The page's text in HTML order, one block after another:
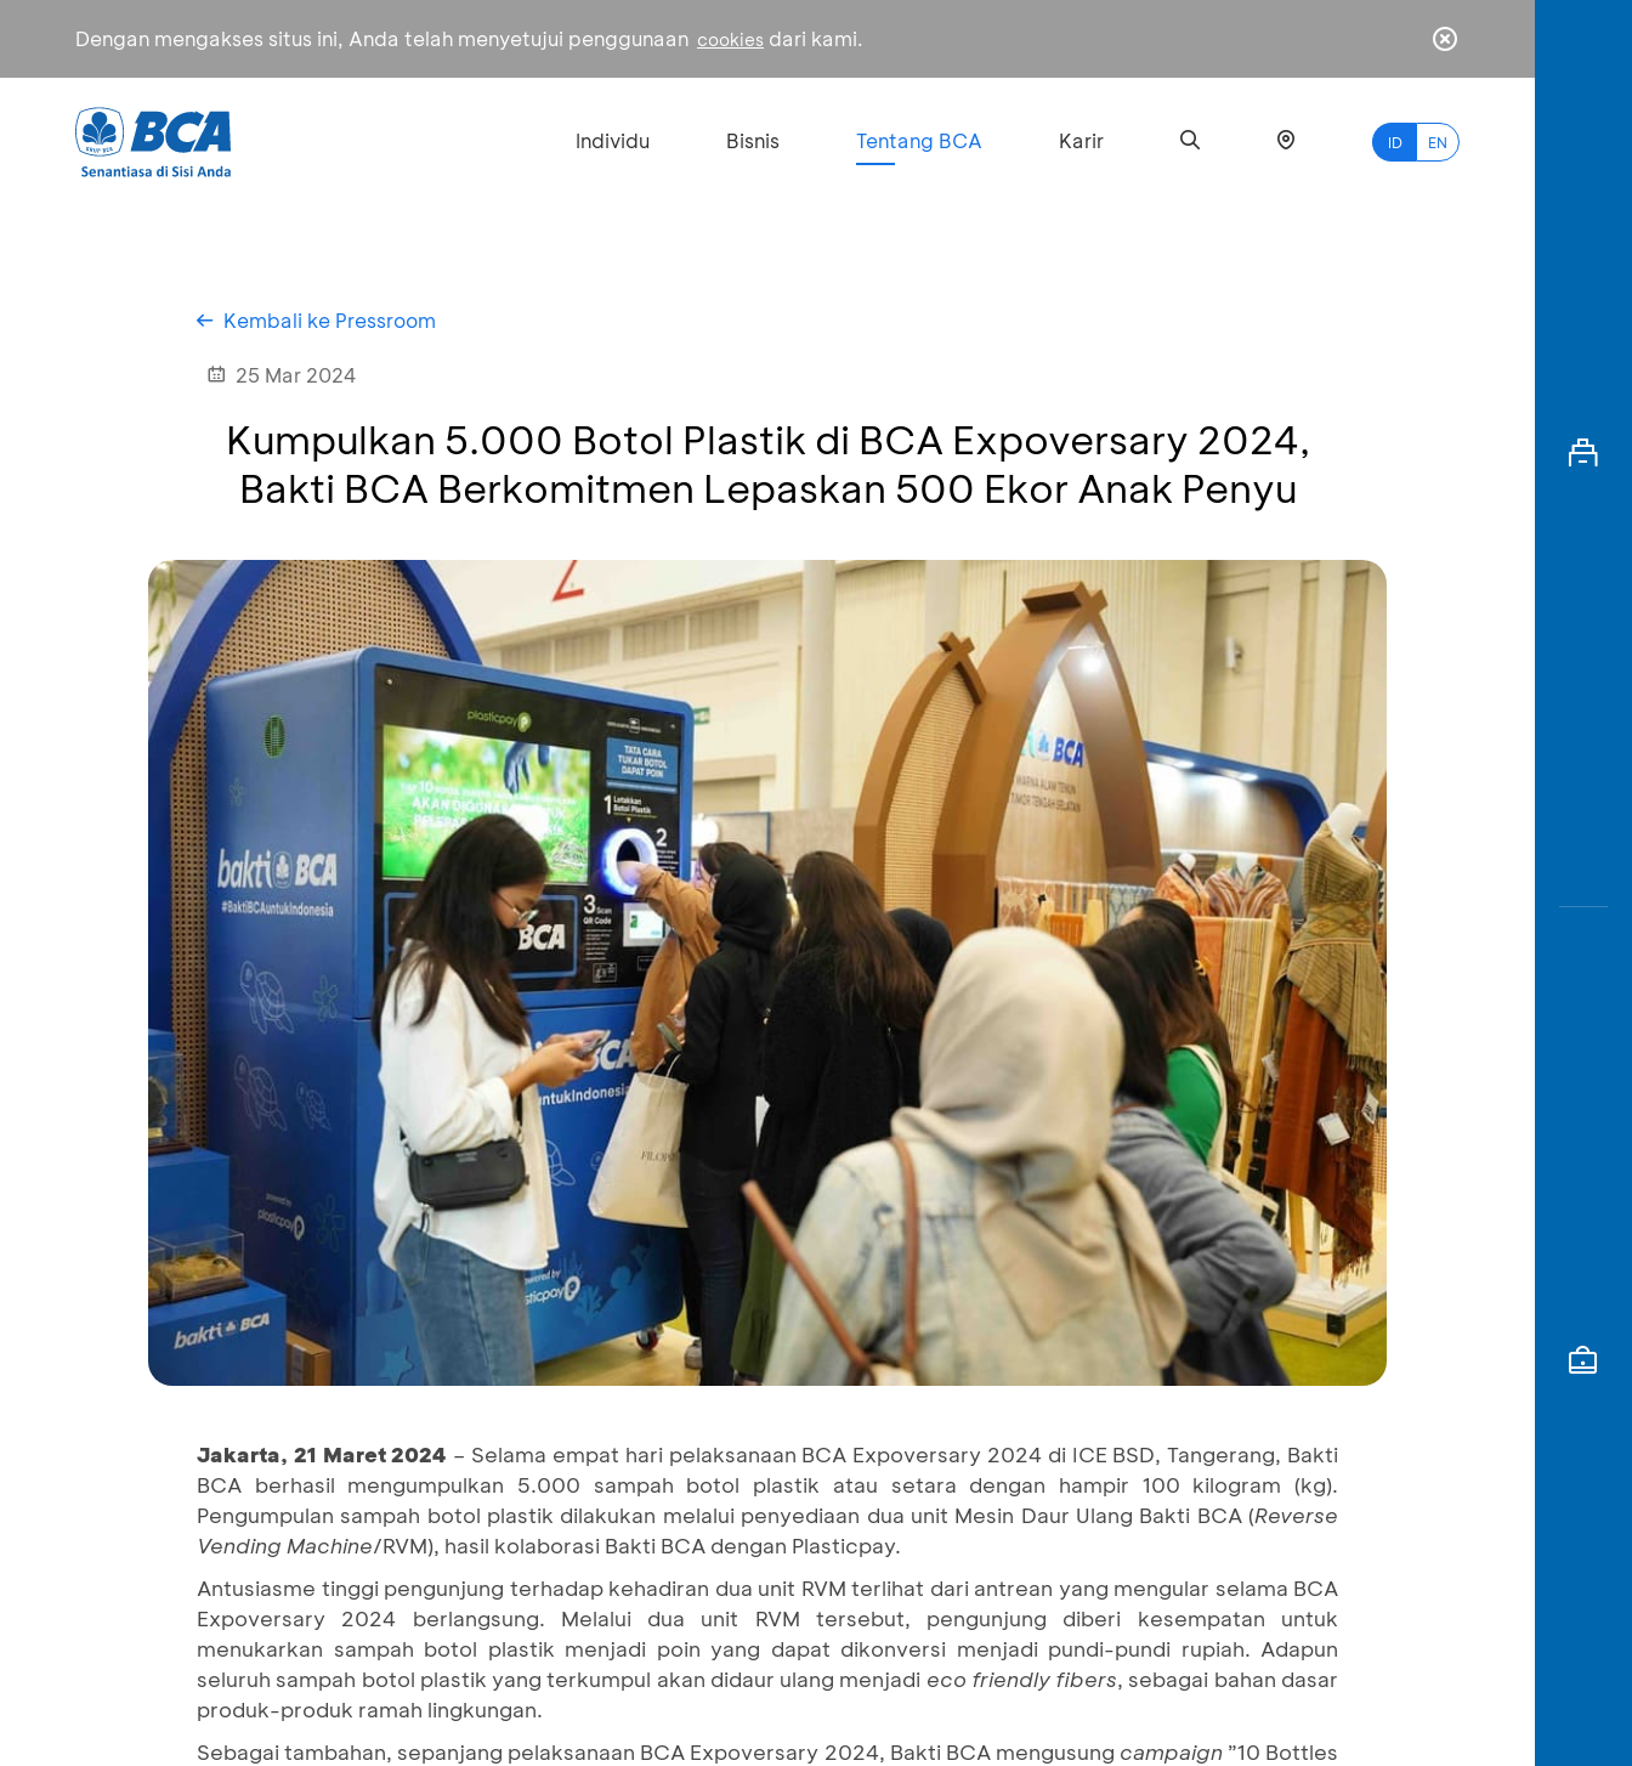
Dengan mengakses situs ini, Anda telah menyetujui penggunaan cookies dari kami.
Individu Bisnis Tentang BCA Karir ID EN
myBCA
Kembali ke Pressroom
25 Mar 2024
Kumpulkan 5.000 Botol Plastik di BCA Expoversary 2024,
Bakti BCA Berkomitmen Lepaskan 500 Ekor Anak Penyu
Jakarta, 21 Maret 2024 – Selama empat hari pelaksanaan BCA Expoversary 2024 di ICE BSD, Tangerang, Bakti
BCA berhasil mengumpulkan 5.000 sampah botol plastik atau setara dengan hampir 100 kilogram (kg).
Pengumpulan sampah botol plastik dilakukan melalui penyediaan dua unit Mesin Daur Ulang Bakti BCA (Reverse
Vending Machine/RVM), hasil kolaborasi Bakti BCA dengan Plasticpay.
Antusiasme tinggi pengunjung terhadap kehadiran dua unit RVM terlihat dari antrean yang mengular selama BCA
Expoversary 2024 berlangsung. Melalui dua unit RVM tersebut, pengunjung diberi kesempatan untuk
menukarkan sampah botol plastik menjadi poin yang dapat dikonversi menjadi pundi-pundi rupiah. Adapun
seluruh sampah botol plastik yang terkumpul akan didaur ulang menjadi eco friendly fibers, sebagai bahan dasar
produk-produk ramah lingkungan.
Sebagai tambahan, sepanjang pelaksanaan BCA Expoversary 2024, Bakti BCA mengusung campaign ”10 Bottles